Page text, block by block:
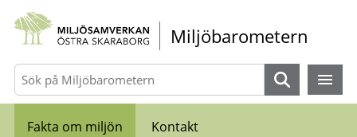
Gå direkt till sidans innehåll
Miljöbarometern
Sök
Fakta om miljön Kontakt